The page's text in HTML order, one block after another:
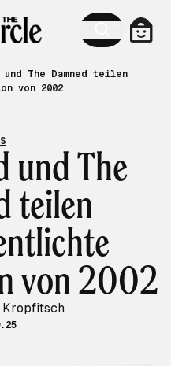
und The Damned teilen
von 2002
und The
teilen
von 2002
Kropfitsch